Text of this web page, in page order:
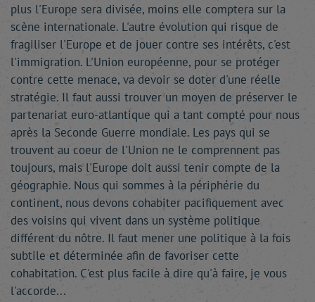
plus l'Europe sera divisée, moins elle comptera sur la
scène internationale. L'autre évolution qui risque de
fragiliser l'Europe et de jouer contre ses intérêts, c'est
l'immigration. L'Union européenne, pour se protéger
contre cette menace, va devoir se doter d'une réelle
stratégie. Il faut aussi trouver un moyen de préserver le
partenariat euro-atlantique qui a tant compté pour nous
après la Seconde Guerre mondiale. Les pays qui se
trouvent au coeur de l'Union ne le comprennent pas
toujours, mais l'Europe doit aussi tenir compte de la
géographie. Nous qui sommes à la périphérie du
continent, nous devons cohabiter pacifiquement avec
des voisins qui vivent dans un système politique
différent du nôtre. Il faut mener une politique à la fois
subtile et déterminée afin de favoriser cette
cohabitation. C'est plus facile à dire qu'à faire, je vous
l'accorde...